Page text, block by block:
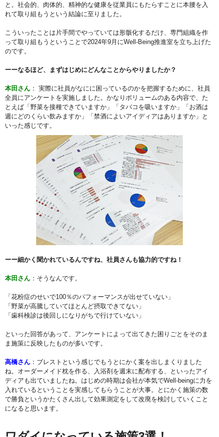
と。社会的、肉体的、精神的な健康を従業員にもたらすことに本腰を入
れて取り組もうという結論に至りました。
こういったことは片手間でやっていては形骸化するだけ、専門組織を作
って取り組もうということで2024年9月にWell-Being推進室を立ち上げた
のです。
ーーなるほど、まずはじめにどんなことからやりましたか？
本田さん ： 実際に社員がなにに困っているのかを把握するために、社員
全員にアンケートを実施しました。かなりボリュームのある内容で、た
とえば「野菜を接種できていますか」「タバコを吸いますか」「お酒は
週にどのくらい飲みますか」「禁酒によいアイディアはありますか」と
いった感じです。
ーー細かく聞かれているんですね、社員さんも協力的ですね！
本田さん ：そうなんです。
「花粉症のせいで100％のパフォーマンスが出せていない」
「野菜が高騰していてほとんど摂取できてない」
「歯科検診は後回しになりがちで行けていない」
といった回答があって、アンケートによって出てきた困りごとをそのま
ま施策に反映したものが多いです。
高橋さん ：ブレストという感じでもうとにかく案を出しまくりました
ね。オーダーメイド枕を作る、入浴剤を週末に配布する、といったアイ
ディアも出ていましたね。はじめの時期は会社が本気でWell-beingに力を
入れているということを実感してもらうことが大事。とにかく施策の数
で勝負というかたくさん出して効果測定をして改廃を検討していくこと
になると思います。